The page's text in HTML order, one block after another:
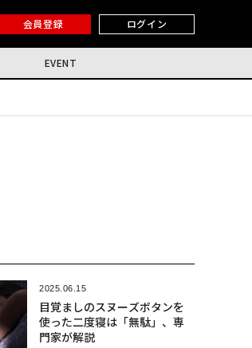
会員登録 ログイン
EVENT
2025.06.15
目覚ましのスヌーズボタンを
使った二度寝は「無駄」、専
門家が解説